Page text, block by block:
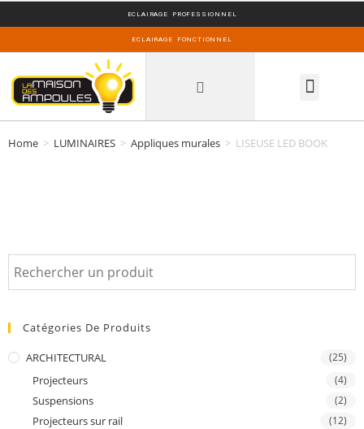
ECLAIRAGE PROFESSIONNEL
ECLAIRAGE FONCTIONNEL
Home > LUMINAIRES > Appliques murales > LISEUSE LED BOOK
Catégories De Produits
ARCHITECTURAL (25)
Projecteurs (4)
Suspensions (2)
Projecteurs sur rail (12)